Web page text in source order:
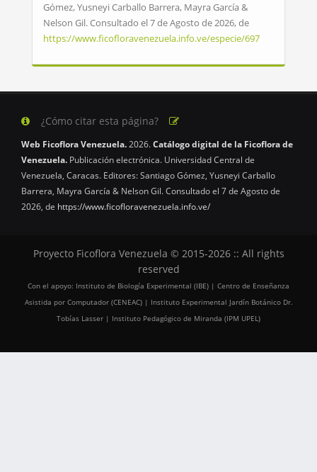
Gómez, Yusneyi Carballo Barrera, Mayra García &
Nelson Gil. Consultado el 7 de Agosto de 2026, de
https://www.ficofloravenezuela.info.ve/especie/697
¿Cómo citar esta página?
Web Ficoflora Venezuela.2026.Catálogo digital de la Ficoflora de
Venezuela. Publicación electrónica. Universidad Central de
Venezuela, Caracas. Editores: Santiago Gómez, Yusneyi Carballo
Barrera, Mayra García & Nelson Gil. Consultado el 7 de Agosto de
2026, de https://www.ficofloravenezuela.info.ve/
Proyecto Ficoflora Venezuela © 2015-2026 :: All rights
reserved
Con el apoyo: Instituto de Biología Experimental (IBE) | Centro de Enseñanza
Asistida por Computador (CENEAC) | Instituto Experimental Jardín Botánico Dr.
Tobías Lasser | Instituto Pedagógico de Miranda (IPM UPEL)